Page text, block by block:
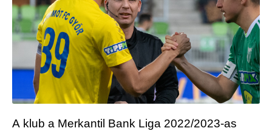
A klub a Merkantil Bank Liga 2022/2023-as